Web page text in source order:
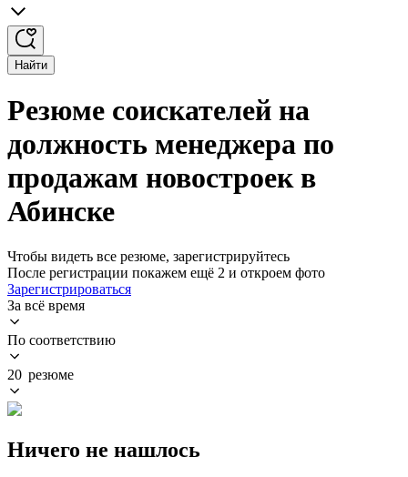
Найти
Резюме соискателей на
должность менеджера по
продажам новостроек в
Абинске
Чтобы видеть все резюме, зарегистрируйтесь
После регистрации покажем ещё 2 и откроем фото
Зарегистрироваться
За всё время
По соответствию
20 резюме
Ничего не нашлось